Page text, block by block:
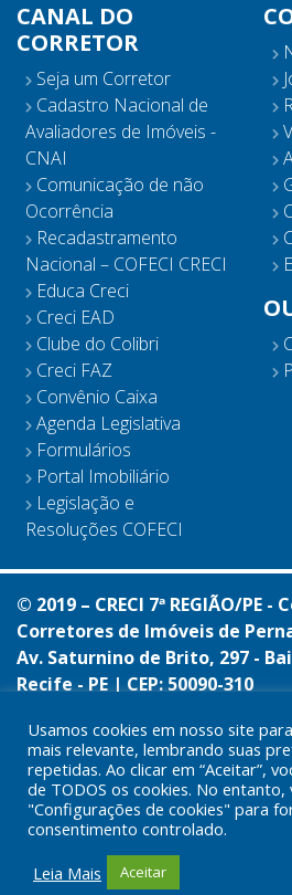
CANAL DO
CORRETOR
Seja um Corretor
Cadastro Nacional de
Avaliadores de Imóveis -
CNAI
Comunicação de não
Ocorrência
Recadastramento
Nacional – COFECI CRECI
Educa Creci
Creci EAD
Clube do Colibri
Creci FAZ
Convênio Caixa
Agenda Legislativa
Formulários
Portal Imobiliário
Legislação e
Resoluções COFECI
© 2019 – CRECI 7ª REGIÃO/PE
Corretores de Imóveis de
Av. Saturnino de Brito, 297 -
Recife - PE | CEP: 50090-310
Horário de expediente: de
às 17h
CNPJ: 11.005.444/0001-36
Desenvolvido pela
Usamos cookies em nosso site
mais relevante, lembrando suas
repetidas. Ao clicar em “Aceitar”,
de TODOS os cookies. No
"Configurações de cookies" para
consentimento controlado.
Leia Mais
Aceitar